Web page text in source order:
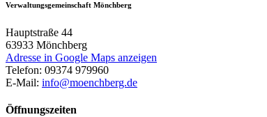
Verwaltungsgemeinschaft Mönchberg
Hauptstraße 44
63933 Mönchberg
Adresse in Google Maps anzeigen
Telefon: 09374 979960
E-Mail: info@moenchberg.de
Öffnungszeiten